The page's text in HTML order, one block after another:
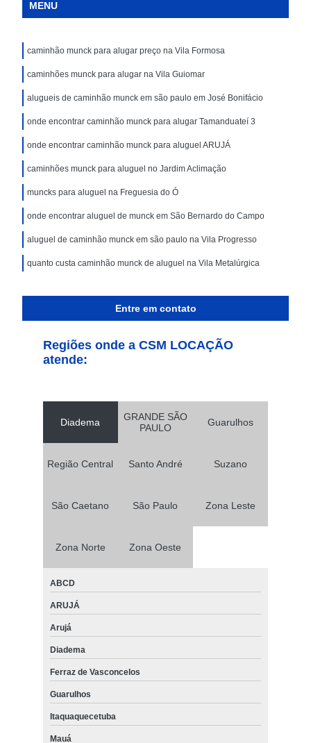
MENU
caminhão munck para alugar preço na Vila Formosa
caminhões munck para alugar na Vila Guiomar
alugueis de caminhão munck em são paulo em José Bonifácio
onde encontrar caminhão munck para alugar Tamanduateí 3
onde encontrar caminhão munck para aluguel ARUJÁ
caminhões munck para aluguel no Jardim Aclimação
muncks para aluguel na Freguesia do Ó
onde encontrar aluguel de munck em São Bernardo do Campo
aluguel de caminhão munck em são paulo na Vila Progresso
quanto custa caminhão munck de aluguel na Vila Metalúrgica
Entre em contato
Regiões onde a CSM LOCAÇÃO
atende:
Diadema
GRANDE SÃO
PAULO
Guarulhos
Região Central Santo André Suzano
São Caetano São Paulo Zona Leste
Zona Norte Zona Oeste
ABCD
ARUJÁ
Arujá
Diadema
Ferraz de Vasconcelos
Guarulhos
Itaquaquecetuba
Mauá